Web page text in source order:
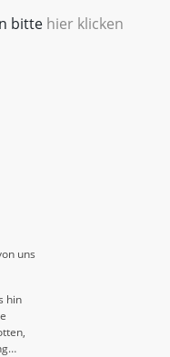
bitte hier klicken
uns
hin